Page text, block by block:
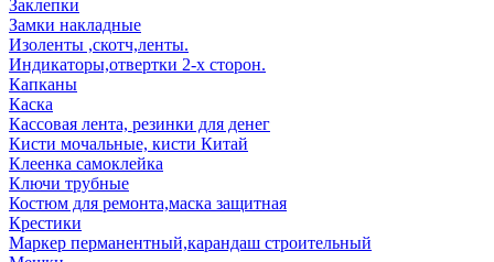
Заклепки
Замки накладные
Изоленты ,скотч,ленты.
Индикаторы,отвертки 2-х сторон.
Капканы
Каска
Кассовая лента, резинки для денег
Кисти мочальные, кисти Китай
Клеенка самоклейка
Ключи трубные
Костюм для ремонта,маска защитная
Крестики
Маркер перманентный,карандаш строительный